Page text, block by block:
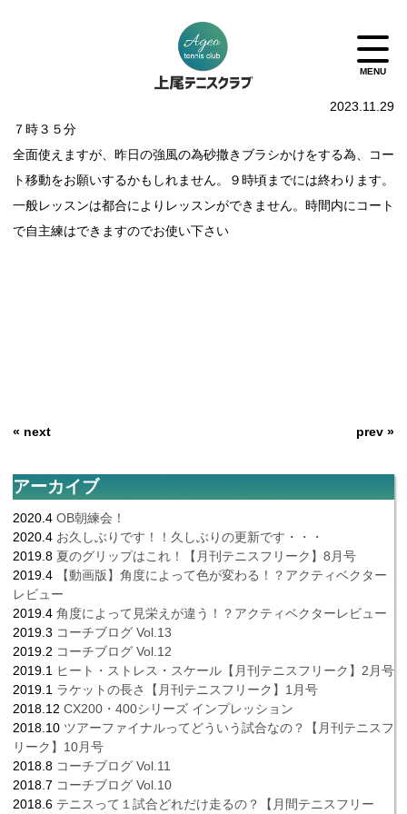
2023.11.29
７時３５分
全面使えますが、昨日の強風の為砂撒きブラシかけをする為、コー
ト移動をお願いするかもしれません。９時頃までには終わります。
一般レッスンは都合によりレッスンができません。時間内にコート
で自主練はできますのでお使い下さい
« next prev »
アーカイブ
2020.4 OB朝練会！
2020.4 お久しぶりです！！久しぶりの更新です・・・
2019.8 夏のグリップはこれ！【月刊テニスフリーク】8月号
2019.4
【動画版】角度によって色が変わる！？アクティベクター
レビュー
2019.4 角度によって見栄えが違う！？アクティベクターレビュー
2019.3 コーチブログ Vol.13
2019.2 コーチブログ Vol.12
2019.1 ヒート・ストレス・スケール【月刊テニスフリーク】2月号
2019.1 ラケットの長さ【月刊テニスフリーク】1月号
2018.12 CX200・400シリーズ インプレッション
2018.10 ツアーファイナルってどういう試合なの？【月刊テニスフ
リーク】10月号
2018.8 コーチブログ Vol.11
2018.7 コーチブログ Vol.10
2018.6 テニスって１試合どれだけ走るの？【月間テニスフリー